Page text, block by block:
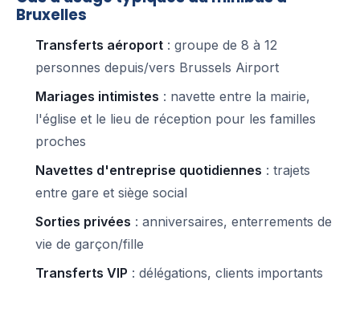
Bruxelles
Transferts aéroport : groupe de 8 à 12
personnes depuis/vers Brussels Airport
Mariages intimistes : navette entre la mairie,
l'église et le lieu de réception pour les familles
proches
Navettes d'entreprise quotidiennes : trajets
entre gare et siège social
Sorties privées : anniversaires, enterrements de
vie de garçon/fille
Transferts VIP : délégations, clients importants